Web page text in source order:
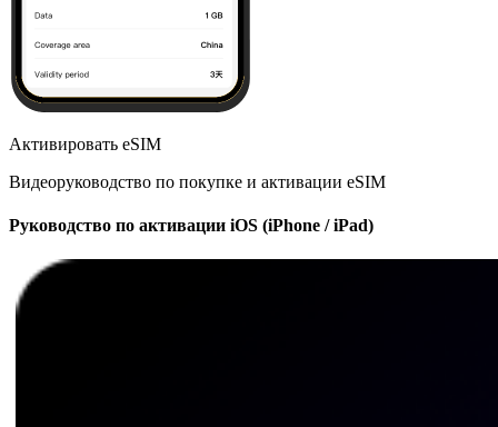
Активировать eSIM
Видеоруководство по покупке и активации eSIM
Руководство по активации iOS (iPhone / iPad)